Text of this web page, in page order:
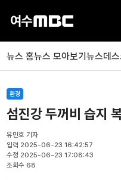
뉴스 홈뉴스 모아보기뉴스데
환경
섬진강 두꺼비 습지
유민호 기자
입력 2025-06-23 16:42:57
수정 2025-06-23 17:08:43
조회수 68